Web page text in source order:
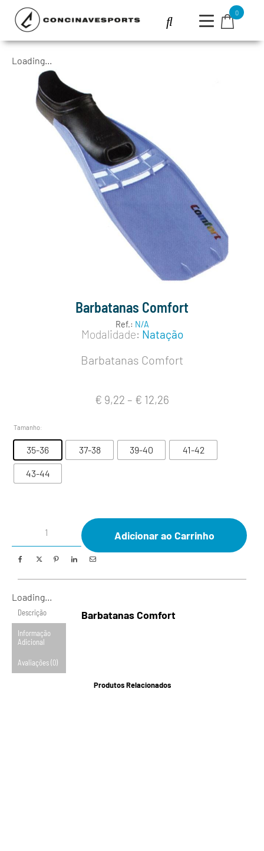
0
Loading...
Barbatanas Comfort
Ref.: N/A
Modalidade: Natação
Barbatanas Comfort
€ 9,22 – € 12,26
Tamanho:
35-36 37-38 39-40 41-42
43-44
Adicionar ao Carrinho
Loading...
Descrição
Informação
Adicional
Avaliações (0)
Barbatanas Comfort
Produtos Relacionados